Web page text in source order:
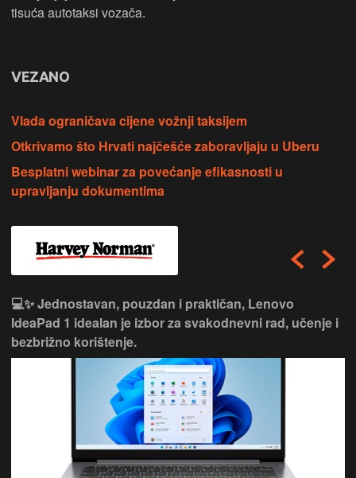
tisuća autotaksi vozača.
VEZANO
Vlada ograničava cijene vožnji taksijem
Otkrivamo što Hrvati najčešće zaboravljaju u Uberu
Besplatni webinar za povećanje efikasnosti u
upravljanju dokumentima
💻✨ Jednostavan, pouzdan i praktičan, Lenovo
IdeaPad 1 idealan je izbor za svakodnevni rad, učenje i
bezbrižno korištenje.